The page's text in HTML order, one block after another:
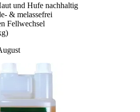
und Hufe nachhaltig
& melassefrei
Fellwechsel